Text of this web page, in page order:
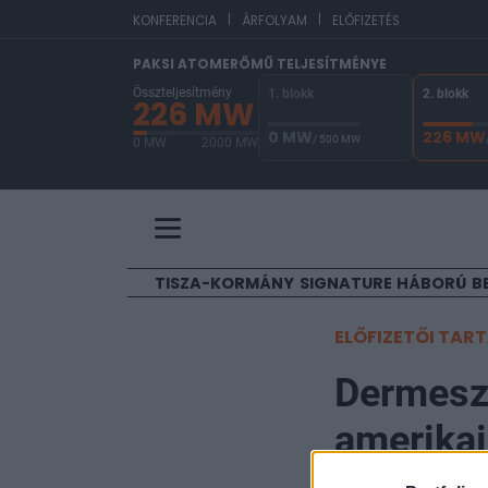
KONFERENCIA | ÁRFOLYAM | ELŐFIZETÉS
PAKSI ATOMERŐMŰ TELJESÍTMÉNYE
Összteljesítmény
226 MW
0 MW 2000 MW
1. blokk
0 MW/ 500 MW
2. blokk
226 MW
TISZA-KORMÁNY SIGNATURE HÁBORÚ
ELŐFIZETŐI